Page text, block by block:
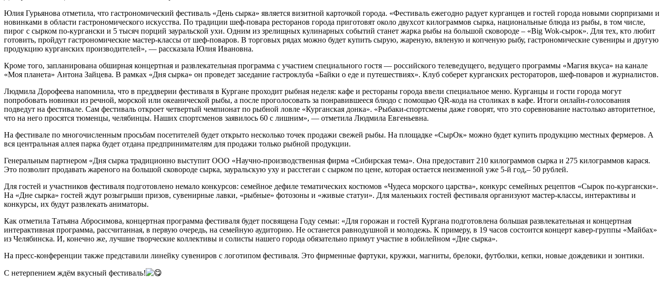
Юлия Гурьянова отметила, что гастрономический фестиваль «День сырка» является визитной карточкой города. «Фестиваль ежегодно радует курганцев и гостей города новыми сюрпризами и
новинками в области гастрономического искусства. По традиции шеф-повара ресторанов города приготовят около двухсот килограммов сырка, национальные блюда из рыбы, в том числе,
пирог с сырком по-кургански и 5 тысяч порций зауральской ухи. Одним из зрелищных кулинарных событий станет жарка рыбы на большой сковороде – «Big Wok-сырок». Для тех, кто любит
готовить, пройдут гастрономические мастер-классы от шеф-поваров. В торговых рядах можно будет купить сырую, жареную, вяленую и копченую рыбу, гастрономические сувениры и другую
продукцию курганских производителей», — рассказала Юлия Ивановна.
Кроме того, запланирована обширная концертная и развлекательная программа с участием специального гостя — российского телеведущего, ведущего программы «Магия вкуса» на канале
«Моя планета» Антона Зайцева. В рамках «Дня сырка» он проведет заседание гастроклуба «Байки о еде и путешествиях». Клуб соберет курганских рестораторов, шеф-поваров и журналистов.
Людмила Дорофеева напомнила, что в преддверии фестиваля в Кургане проходит рыбная неделя: кафе и рестораны города ввели специальное меню. Курганцы и гости города могут
попробовать новинки из речной, морской или океанической рыбы, а после проголосовать за понравившееся блюдо с помощью QR-кода на столиках в кафе. Итоги онлайн-голосования
подведут на фестивале. Сам фестиваль откроет четвертый чемпионат по рыбной ловле «Курганская донка». «Рыбаки-спортсмены даже говорят, что это соревнование настолько авторитетное,
что на него просятся тюменцы, челябинцы. Наших спортсменов заявилось 60 с лишним», — отметила Людмила Евгеньевна.
На фестивале по многочисленным просьбам посетителей будет открыто несколько точек продажи свежей рыбы. На площадке «СырОк» можно будет купить продукцию местных фермеров. А
вся центральная аллея парка будет отдана предпринимателям для продажи только рыбной продукции.
Генеральным партнером «Дня сырка традиционно выступит ООО «Научно-производственная фирма «Сибирская тема». Она предоставит 210 килограммов сырка и 275 килограммов карася.
Это позволит продавать жареного на большой сковороде сырка, зауральскую уху и расстегаи с сырком по цене, которая остается неизменной уже 5-й год,– 50 рублей.
Для гостей и участников фестиваля подготовлено немало конкурсов: семейное дефиле тематических костюмов «Чудеса морского царства», конкурс семейных рецептов «Сырок по-кургански».
На «Дне сырка» гостей ждут розыгрыши призов, сувенирные лавки, «рыбные» фотозоны и «живые статуи». Для маленьких гостей фестиваля организуют мастер-классы, интерактивы и
конкурсы, их будут развлекать аниматоры.
Как отметила Татьяна Абросимова, концертная программа фестиваля будет посвящена Году семьи: «Для горожан и гостей Кургана подготовлена большая развлекательная и концертная
интерактивная программа, рассчитанная, в первую очередь, на семейную аудиторию. Не останется равнодушной и молодежь. К примеру, в 19 часов состоится концерт кавер-группы «Майбах»
из Челябинска. И, конечно же, лучшие творческие коллективы и солисты нашего города обязательно примут участие в юбилейном «Дне сырка».
На пресс-конференции также представили линейку сувениров с логотипом фестиваля. Это фирменные фартуки, кружки, магниты, брелоки, футболки, кепки, новые дождевики и зонтики.
С нетерпением ждём вкусный фестиваль!